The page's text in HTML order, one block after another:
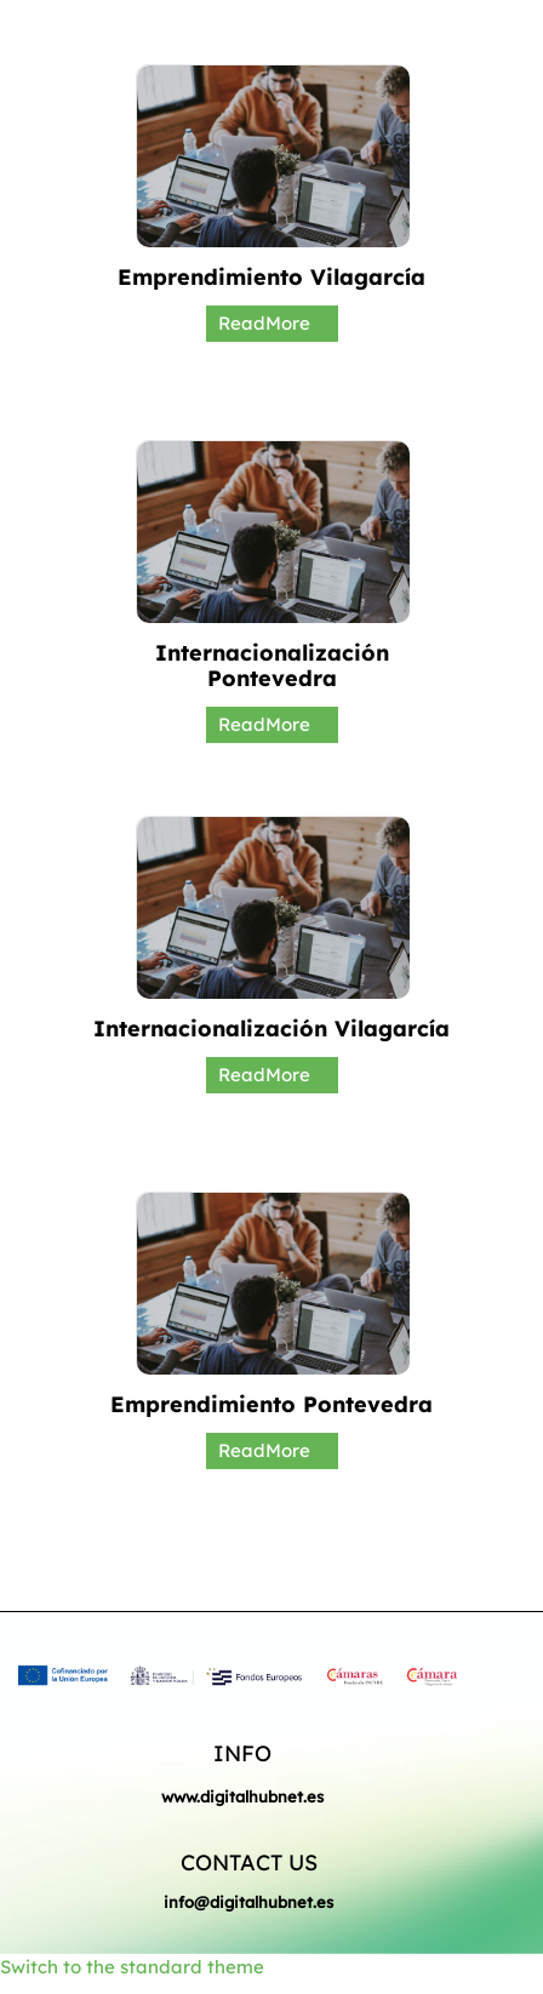
Emprendimiento Vilagarcía
ReadMore
Internacionalización
Pontevedra
ReadMore
Internacionalización Vilagarcía
ReadMore
Emprendimiento Pontevedra
ReadMore
INFO
www.digitalhubnet.es
CONTACT US
Switch to the standard theme